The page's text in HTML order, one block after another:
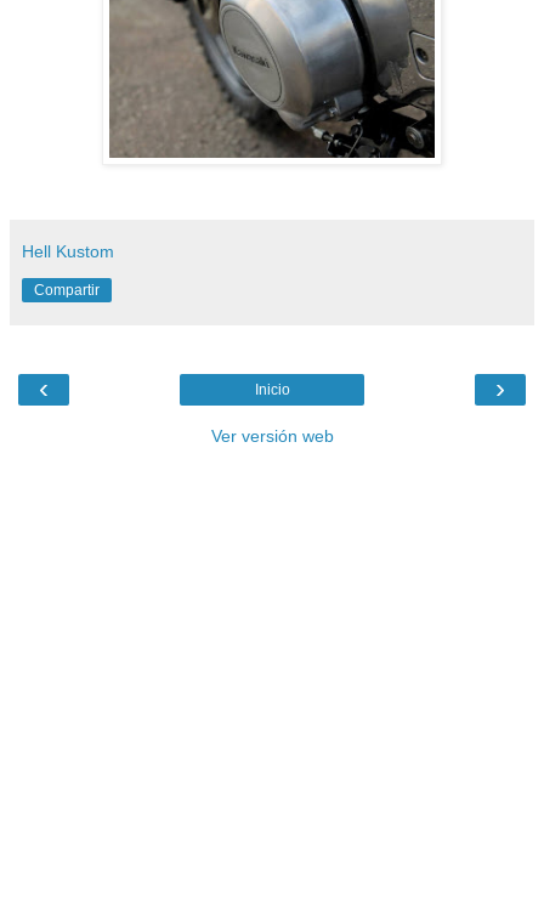
Hell Kustom
Compartir
‹ ›
Inicio
Ver versión web